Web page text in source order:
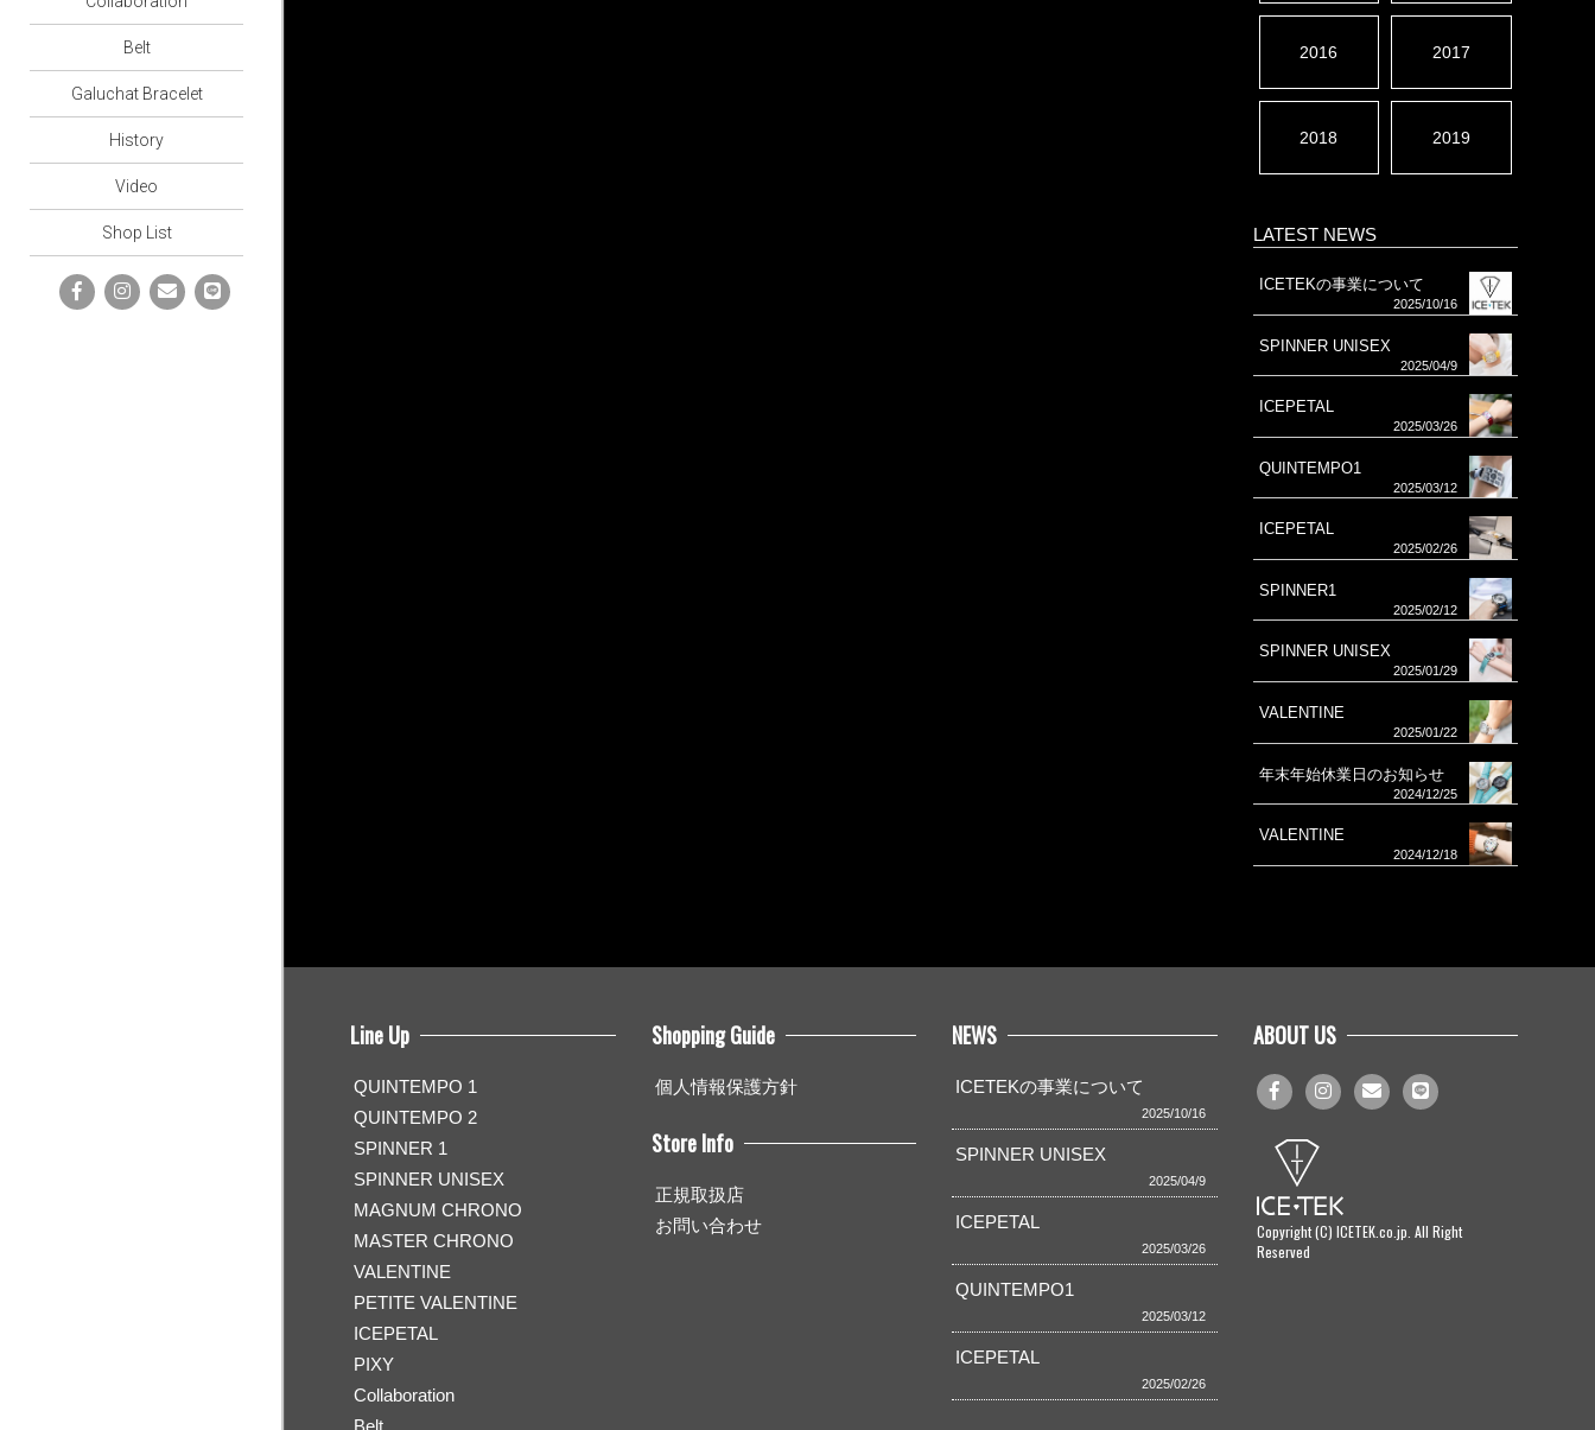
Belt
Galuchat Bracelet
History
Video
Shop List
2016 2017
2018 2019
LATEST NEWS
ICETEKの事業について
2025/10/16
SPINNER UNISEX
2025/04/9
ICEPETAL
2025/03/26
QUINTEMPO1
2025/03/12
ICEPETAL
2025/02/26
SPINNER1
2025/02/12
SPINNER UNISEX
2025/01/29
VALENTINE
2025/01/22
年末年始休業日のお知らせ
2024/12/25
VALENTINE
2024/12/18
Line Up
QUINTEMPO 1
QUINTEMPO 2
SPINNER 1
SPINNER UNISEX
MAGNUM CHRONO
MASTER CHRONO
VALENTINE
PETITE VALENTINE
ICEPETAL
PIXY
Collaboration
Belt
Shopping Guide
個人情報保護方針
Store Info
正規取扱店
お問い合わせ
NEWS
ICETEKの事業について
2025/10/16
SPINNER UNISEX
2025/04/9
ICEPETAL
2025/03/26
QUINTEMPO1
2025/03/12
ICEPETAL
2025/02/26
ABOUT US
Copyright (C) ICETEK.co.jp. All Right
Reserved